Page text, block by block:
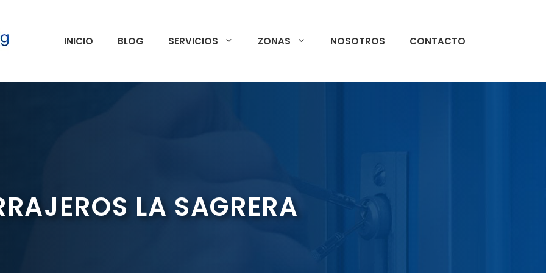
INICIO BLOG SERVICIOS ZONAS NOSOTROS CONTACTO
LA SAGRERA